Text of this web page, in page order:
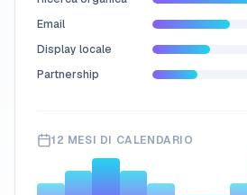
Email
Display locale
Partnership
12 MESI DI CALENDARIO